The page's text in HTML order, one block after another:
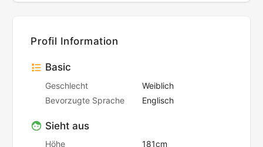
Profil Information
Basic
Geschlecht
Weiblich
Bevorzugte Sprache
Englisch
Sieht aus
Höhe 181cm